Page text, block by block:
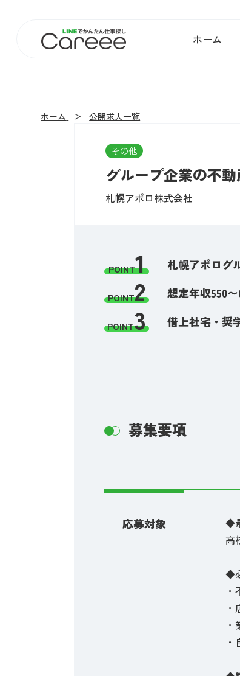
ホーム
ホーム 公開求人一覧
その他
グループ企業の不
札幌アポロ株式会社
POINT1 札幌アポログ
POINT2 想定年収550
POINT3 借上社宅・奨
募集要項
応募対象
◆
高
◆